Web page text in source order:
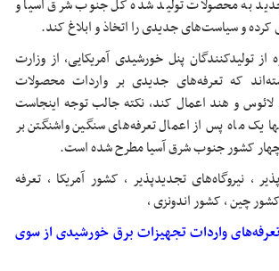
به محصولات تولید شده کل جنوب شرق آسیا و
و سیاست‌های جدیدی را اتخاذ و ابلاغ کند.
از تولیدکنندگان پنل خورشیدی آمریکایی، از وزارت
که تعرفه‌های جدیدی بر واردات محصولات
لائوس و هند اعمال کند، نکته جالب توجه اینجاست
یک ماه پس از اعمال تعرفه‌های سنگین واشنگتن بر
کشور جنوب شرق آسیا مطرح شده است.
تعرفه‌های واردات تجهیزات برق خورشیدی از سوی